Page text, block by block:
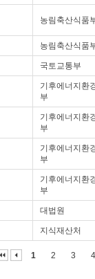
농림축산식품
농림축산식품
국토교통부
기후에너지환
부
기후에너지환
부
기후에너지환
부
기후에너지환
부
대법원
지식재산처
1 2 3 4